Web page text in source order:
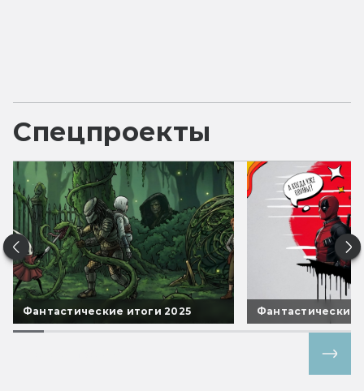
Спецпроекты
Фантастические итоги 2025 Фантастические